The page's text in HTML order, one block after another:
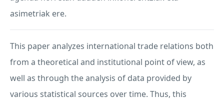
asimetriak ere.
This paper analyzes international trade relations both
from a theoretical and institutional point of view, as
well as through the analysis of data provided by
various statistical sources over time. Thus, this